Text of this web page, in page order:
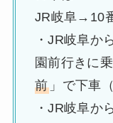
JR岐阜→10
・JR岐阜
園前行きに
前 」で下車
・JR岐阜か